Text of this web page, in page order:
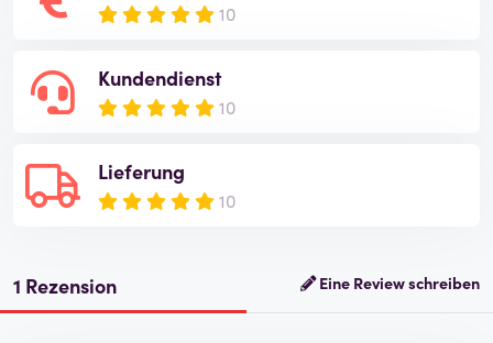
10
Kundendienst
10
Lieferung
10
1 Rezension Eine Review schreiben